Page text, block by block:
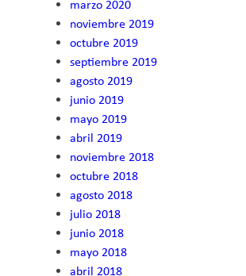
marzo 2020
noviembre 2019
octubre 2019
septiembre 2019
agosto 2019
junio 2019
mayo 2019
abril 2019
noviembre 2018
octubre 2018
agosto 2018
julio 2018
junio 2018
mayo 2018
abril 2018